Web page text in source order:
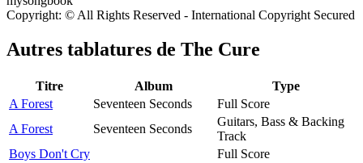
Copyright: © All Rights Reserved - International Copyright Secured
Autres tablatures de The Cure
Titre Album
Type
A Forest
Seventeen Seconds
Full Score
A Forest
Seventeen Seconds
Guitars, Bass & Backing
Track
Boys Don't Cry
Full Score